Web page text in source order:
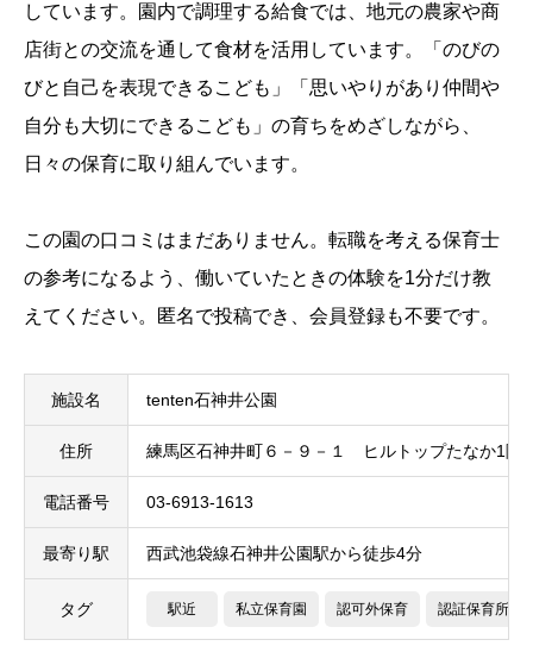
しています。園内で調理する給食では、地元の農家や商
店街との交流を通して食材を活用しています。「のびの
びと自己を表現できるこども」「思いやりがあり仲間や
自分も大切にできるこども」の育ちをめざしながら、
日々の保育に取り組んでいます。
この園の口コミはまだありません。転職を考える保育士
の参考になるよう、働いていたときの体験を1分だけ教
えてください。匿名で投稿でき、会員登録も不要です。
施設名 tenten石神井公園
住所 練馬区石神井町６－９－１ ヒルトップたなか1階
電話番号 03-6913-1613
最寄り駅 西武池袋線石神井公園駅から徒歩4分
タグ 駅近 私立保育園 認可外保育 認証保育所